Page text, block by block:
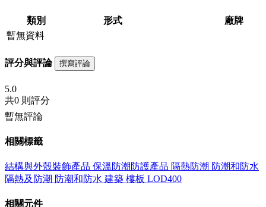
類別 形式
廠牌
暫無資料
評分與評論 撰寫評論
5.0
共0 則評分
暫無評論
相關標籤
結構與外殼裝飾產品 保溫防潮防護產品 隔熱防潮 防潮和防水
隔熱及防潮 防潮和防水 建築 樓板 LOD400
相關元件